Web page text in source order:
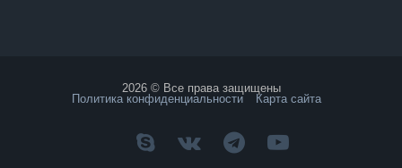
2026 © Все права защищены
Политика конфиденциальности
Карта сайта